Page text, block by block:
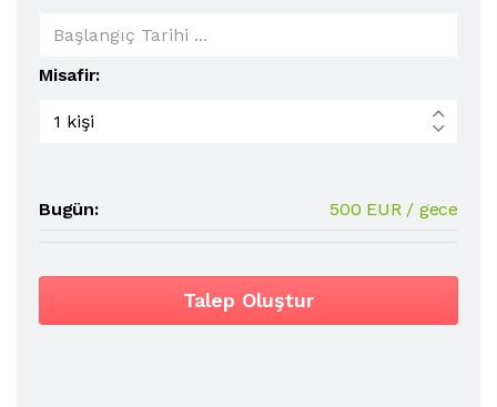
Misafir:
Bugün: 500 EUR / gece
Talep Oluştur